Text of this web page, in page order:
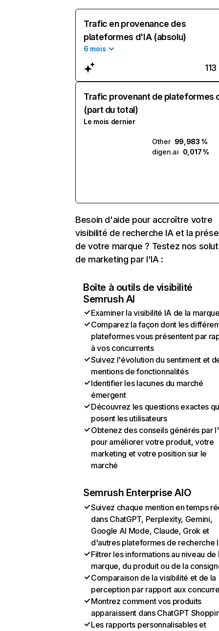
Trafic en provenance des
plateformes d'IA (absolu)
6 mois
113
Trafic provenant de plateformes
(part du total)
Le mois dernier
Other 99,983 %
digen.ai 0,017 %
Besoin d'aide pour accroître votre
visibilité de recherche IA et la
de votre marque ? Testez nos
de marketing par l'IA :
Boîte à outils de visibilité
Semrush AI
Examiner la visibilité IA de la
Comparez la façon dont les
plateformes vous présentent par
à vos concurrents
Suivez l'évolution du sentiment et
mentions de fonctionnalités
Identifier les lacunes du marché
émergent
Découvrez les questions exactes
posent les utilisateurs
Obtenez des conseils générés par
pour améliorer votre produit, votre
marketing et votre position sur le
marché
Semrush Enterprise AIO
Suivez chaque mention en temps
dans ChatGPT, Perplexity, Gemini,
Google AI Mode, Claude, Grok et
d'autres plateformes de recherche
Filtrer les informations au niveau de
marque, du produit ou de la
Comparaison de la visibilité et de la
perception par rapport aux
Montrez comment vos produits
apparaissent dans ChatGPT
Les rapports personnalisables et